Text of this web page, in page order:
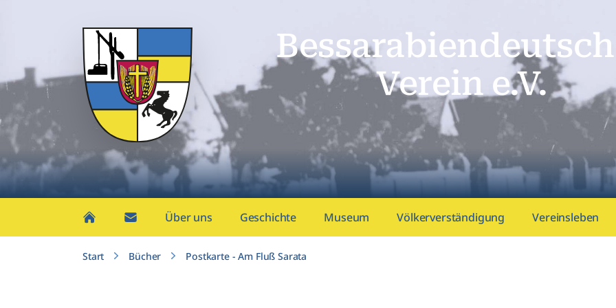
Verein e.V.
Über uns Geschichte Museum Völkerverständigung Vereinsleben
Start Bücher Postkarte - Am Fluß Sarata